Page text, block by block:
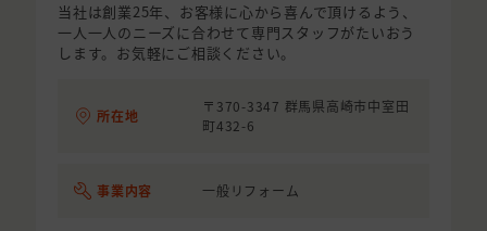
当社は創業25年、お客様に心から喜んで頂けるよう、
一人一人のニーズに合わせて専門スタッフがたいおう
します。お気軽にご相談ください。
所在地
〒370-3347 群馬県高崎市中室田
町432-6
事業内容 一般リフォーム